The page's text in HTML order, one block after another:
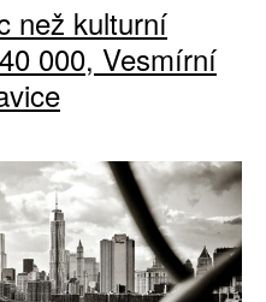
než kulturní
000, Vesmírní